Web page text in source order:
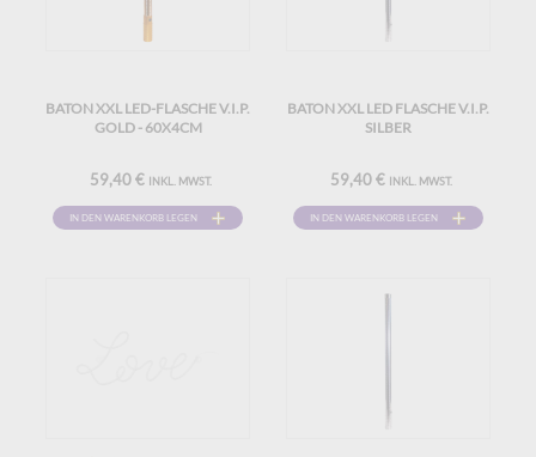
BATON XXL LED-FLASCHE V.I.P.
GOLD - 60X4CM
59,40 € INKL. MWST.
IN DEN WARENKORB LEGEN
BATON XXL LED FLASCHE V.I.P.
SILBER
59,40 € INKL. MWST.
IN DEN WARENKORB LEGEN